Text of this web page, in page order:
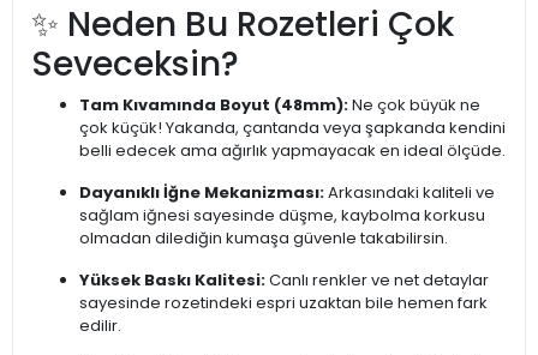
✨ Neden Bu Rozetleri Çok
Seveceksin?
Tam Kıvamında Boyut (48mm):Ne çok büyük ne
çok küçük! Yakanda, çantanda veya şapkanda kendini
belli edecek ama ağırlık yapmayacak en ideal ölçüde.
Dayanıklı İğne Mekanizması:Arkasındaki kaliteli ve
sağlam iğnesi sayesinde düşme, kaybolma korkusu
olmadan dilediğin kumaşa güvenle takabilirsin.
Yüksek Baskı Kalitesi:Canlı renkler ve net detaylar
sayesinde rozetindeki espri uzaktan bile hemen fark
edilir.